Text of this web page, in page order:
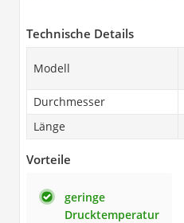
Technische Details
Modell
Durchmesser
Länge
Vorteile
geringe
Drucktemperatur